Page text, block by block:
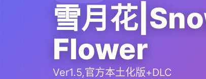
雪月花
Flower
Ver1.5,官方本土化版+DLC